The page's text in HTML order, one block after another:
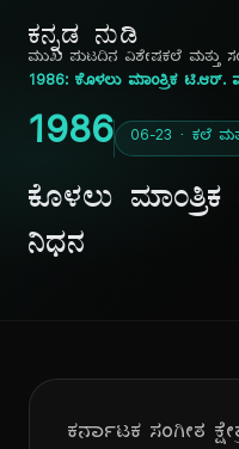
ಕನ್ನಡ ನುಡಿ
ಮುಖ ಪುಟದಿನ ವಿಶೇಷಕಲೆ ಮತ್ತು
1986: ಕೊಳಲು ಮಾಂತ್ರಿಕ ಟಿ.ಆರ್.
1986 06-23 · ಕಲೆ
ಕೊಳಲು
ನಿಧನ
ಕರ್ನಾಟಕ ಸಂಗೀತ